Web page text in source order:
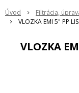
Úvod Filtrácia,
VLOZKA EMI 5" PP
VLOZKA